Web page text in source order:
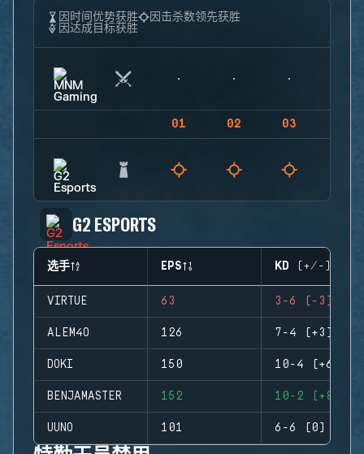
因时间优势获胜
因击杀数领先获胜
因达成目标获胜
01 02 03
G2 ESPORTS
选手 EPS KD (+/-)
VIRTUE 63 3-6 (-3)
ALEM4O 126 7-4 (+3)
DOKI 150 10-4 (+6)
BENJAMASTER 152 10-2 (+8)
UUNO 101 6-6 (0)